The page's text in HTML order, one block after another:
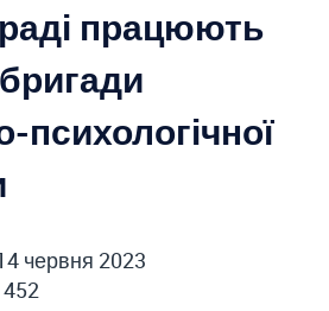
працюють
психологічної
червня 2023